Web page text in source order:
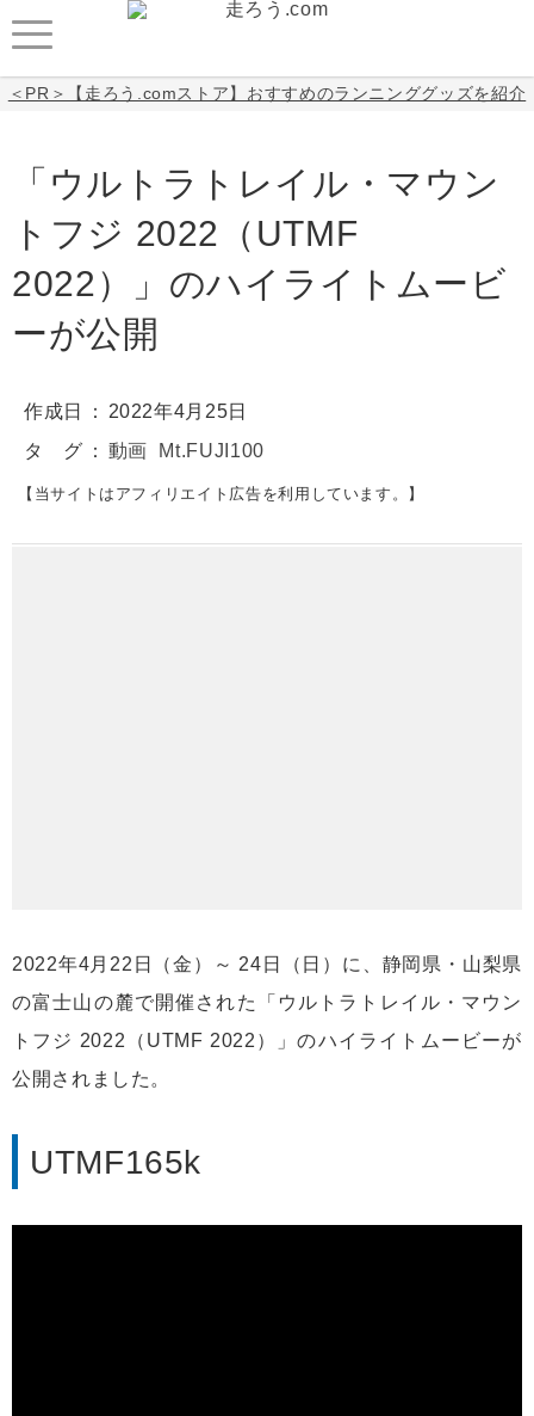
＜PR＞【走ろう.comストア】おすすめのランニンググッズを紹介
「ウルトラトレイル・マウン
トフジ 2022（UTMF
2022）」のハイライトムービ
ーが公開
作成日
2022年4月25日
タ グ
動画 Mt.FUJI100
【当サイトはアフィリエイト広告を利用しています。】
2022年4月22日（金）～ 24日（日）に、静岡県・山梨県
の富士山の麓で開催された「ウルトラトレイル・マウン
トフジ 2022（UTMF 2022）」のハイライトムービーが
公開されました。
UTMF165k